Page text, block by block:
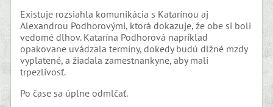
Existuje rozsiahla komunikácia s Katarínou aj
Alexandrou Podhorovými, ktorá dokazuje, že obe si boli
vedomé dlhov. Katarína Podhorová napríklad
opakovane uvádzala termíny, dokedy budú dlžné mzdy
vyplatené, a žiadala zamestnankyne, aby mali
trpezlivosť.
Po čase sa úplne odmlčať.